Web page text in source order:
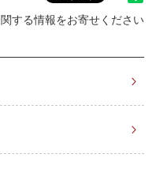
する情報をお寄せください